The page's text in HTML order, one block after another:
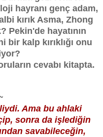
hayranı genç adam,
kırık Asma, Zhong
Pekin'de hayatının
bir kalp kırıklığı onu
cevabı kitapta.
Ama bu ahlaki
sonra da işlediğin
savabileceğin,